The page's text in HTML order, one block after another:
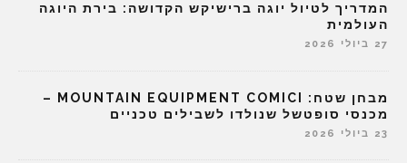
המדריך לטיול יוגה ברישיקש הקדושה: בירת היוגה
העולמית
27 ביולי 2026
מבחן שטח: MOUNTAIN EQUIPMENT COMICI –
מכנסי סופטשל שנולדו לשבילים טכניים
23 ביולי 2026